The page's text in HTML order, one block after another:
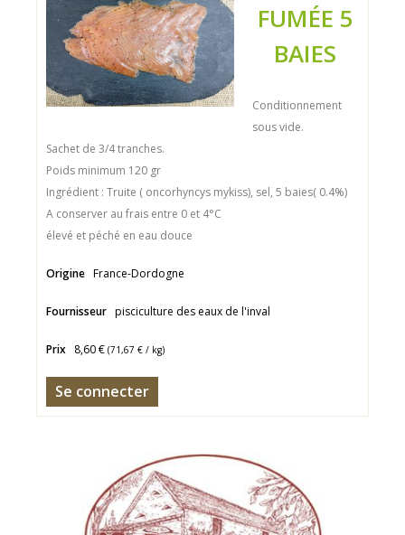
FUMÉE 5
BAIES
Conditionnement
sous vide.
Sachet de 3/4 tranches.
Poids minimum 120 gr
Ingrédient : Truite ( oncorhyncys mykiss), sel, 5 baies( 0.4%)
A conserver au frais entre 0 et 4°C
élevé et péché en eau douce
Origine France-Dordogne
Fournisseur pisciculture des eaux de l'inval
Prix 8,60 € (71,67 € / kg)
Se connecter